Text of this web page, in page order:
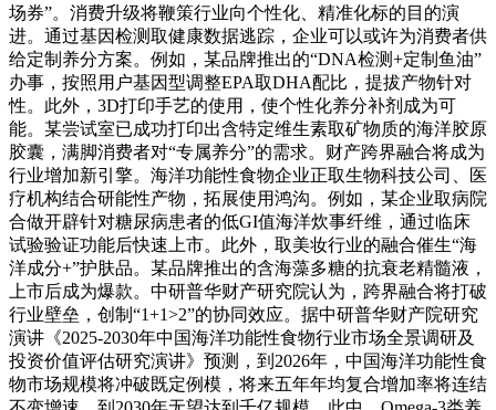
场券”。消费升级将鞭策行业向个性化、精准化标的目的演
进。通过基因检测取健康数据逃踪，企业可以或许为消费者供
给定制养分方案。例如，某品牌推出的“DNA检测+定制鱼油”
办事，按照用户基因型调整EPA取DHA配比，提拔产物针对
性。此外，3D打印手艺的使用，使个性化养分补剂成为可
能。某尝试室已成功打印出含特定维生素取矿物质的海洋胶原
胶囊，满脚消费者对“专属养分”的需求。财产跨界融合将成为
行业增加新引擎。海洋功能性食物企业正取生物科技公司、医
疗机构结合研能性产物，拓展使用鸿沟。例如，某企业取病院
合做开辟针对糖尿病患者的低GI值海洋炊事纤维，通过临床
试验验证功能后快速上市。此外，取美妆行业的融合催生“海
洋成分+”护肤品。某品牌推出的含海藻多糖的抗衰老精髓液，
上市后成为爆款。中研普华财产研究院认为，跨界融合将打破
行业壁垒，创制“1+1>2”的协同效应。据中研普华财产院研究
演讲《2025-2030年中国海洋功能性食物行业市场全景调研及
投资价值评估研究演讲》预测，到2026年，中国海洋功能性食
物市场规模将冲破既定例模，将来五年年均复合增加率将连结